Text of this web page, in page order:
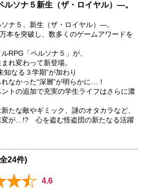
ルソナ５新生（ザ・ロイヤル）―。
ナ５、新生（ザ・ロイヤル）―。
本を突破し、数多くのゲームアワードを
RPG「ペルソナ５」が、
れ変わって新登場。
知なる３学期”が加わり
なかった“深層”が明らかに…！
トの追加で充実の学生ライフはさらに濃
たな敵やギミック、謎のオタカラなど、
変が…!? 心を盗む怪盗団の新たなる活躍
24件)
4.6